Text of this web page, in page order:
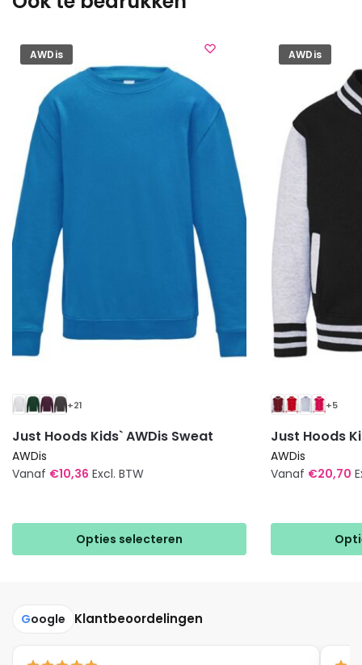
AWDis
+21
Just Hoods Kids` AWDis Sweat
AWDis
Vanaf €10,36 Excl. BTW
Opties selecteren
product
meerdere
optie
kan
gekozen
AWDis
+5
Just Hoods
AWDis
Vanaf €20,70
product
meerdere
Google Klantbeoordelingen